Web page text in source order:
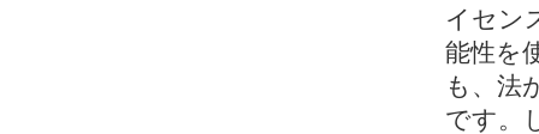
イセン
能性を
も、法
です。